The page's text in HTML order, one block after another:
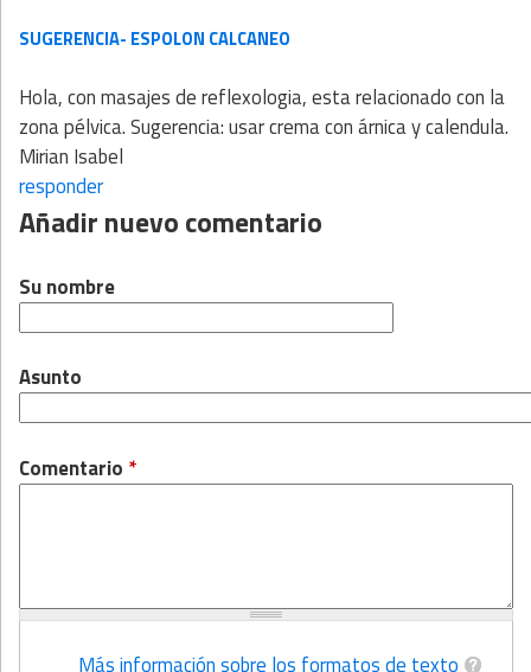
SUGERENCIA- ESPOLON CALCANEO
Hola, con masajes de reflexologia, esta relacionado con la
zona pélvica. Sugerencia: usar crema con árnica y calendula.
Mirian Isabel
responder
Añadir nuevo comentario
Su nombre
Asunto
Comentario *
Más información sobre los formatos de texto